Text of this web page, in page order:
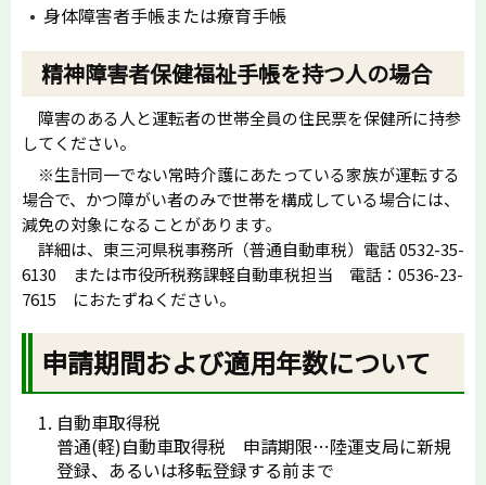
身体障害者手帳または療育手帳
精神障害者保健福祉手帳を持つ人の場合
障害のある人と運転者の世帯全員の住民票を保健所に持参
してください。
※生計同一でない常時介護にあたっている家族が運転する
場合で、かつ障がい者のみで世帯を構成している場合には、
減免の対象になることがあります。
詳細は、東三河県税事務所（普通自動車税）電話 0532-35-
6130 または市役所税務課軽自動車税担当 電話：0536-23-
7615 におたずねください。
申請期間および適用年数について
自動車取得税
普通(軽)自動車取得税 申請期限…陸運支局に新規
登録、あるいは移転登録する前まで